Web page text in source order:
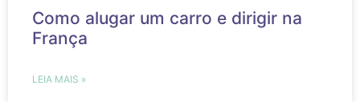
Como alugar um carro e dirigir na
França
LEIA MAIS »